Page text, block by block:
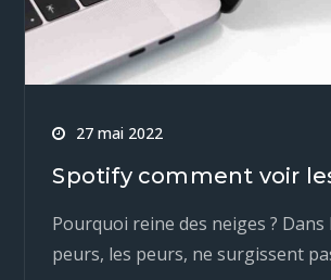
27 mai 2022
Spotify comment voir
Pourquoi reine des neiges ? Dans
peurs, les peurs, ne surgissent